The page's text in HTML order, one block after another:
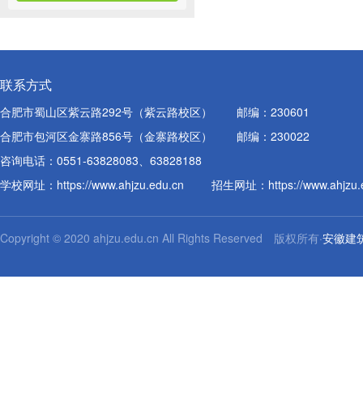
联系方式
合肥市蜀山区紫云路292号（紫云路校区）
邮编：230601
合肥市包河区金寨路856号（金寨路校区）
邮编：230022
咨询电话：0551-63828083、63828188
学校网址： https://www.ahjzu.edu.cn 招生网址： https://
Copyright © 2020 ahjzu.edu.cn All Rights Reserved 版权所有·安徽建